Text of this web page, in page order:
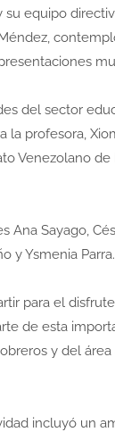
su equipo
del sector
la profesora,
Venezolano de
Ana Sayago,
y Ysmenia Parra.
para el
de esta
y del área
incluyó un